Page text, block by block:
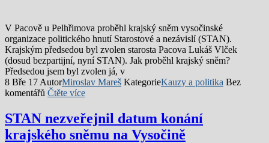
V Pacově u Pelhřimova proběhl krajský sněm vysočinské
organizace politického hnutí Starostové a nezávislí (STAN).
Krajským předsedou byl zvolen starosta Pacova Lukáš Vlček
(dosud bezpartijní, nyní STAN). Jak proběhl krajský sněm?
Předsedou jsem byl zvolen já, v
8 Bře 17 AutorMiroslav Mareš KategorieKauzy a politika Bez
komentářů Čtěte více
STAN nezveřejnil datum konání
krajského sněmu na Vysočině